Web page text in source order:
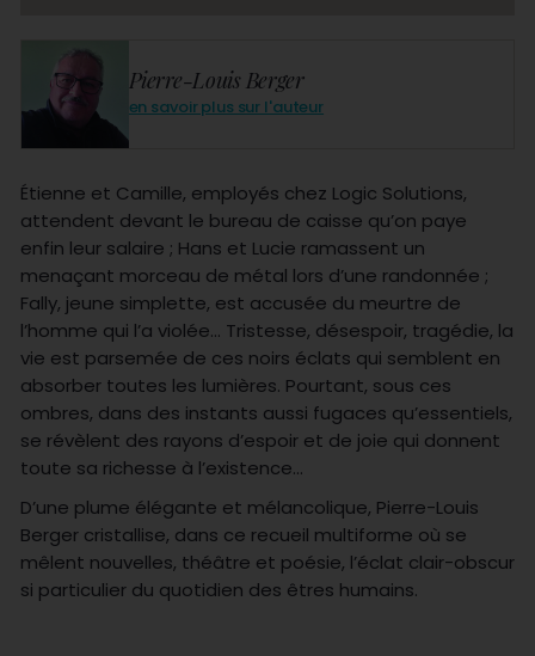
Pierre-Louis Berger
en savoir plus sur l'auteur
Étienne et Camille, employés chez Logic Solutions,
attendent devant le bureau de caisse qu’on paye
enfin leur salaire ; Hans et Lucie ramassent un
menaçant morceau de métal lors d’une randonnée ;
Fally, jeune simplette, est accusée du meurtre de
l’homme qui l’a violée… Tristesse, désespoir, tragédie, la
vie est parsemée de ces noirs éclats qui semblent en
absorber toutes les lumières. Pourtant, sous ces
ombres, dans des instants aussi fugaces qu’essentiels,
se révèlent des rayons d’espoir et de joie qui donnent
toute sa richesse à l’existence…
D’une plume élégante et mélancolique, Pierre-Louis
Berger cristallise, dans ce recueil multiforme où se
mêlent nouvelles, théâtre et poésie, l’éclat clair-obscur
si particulier du quotidien des êtres humains.